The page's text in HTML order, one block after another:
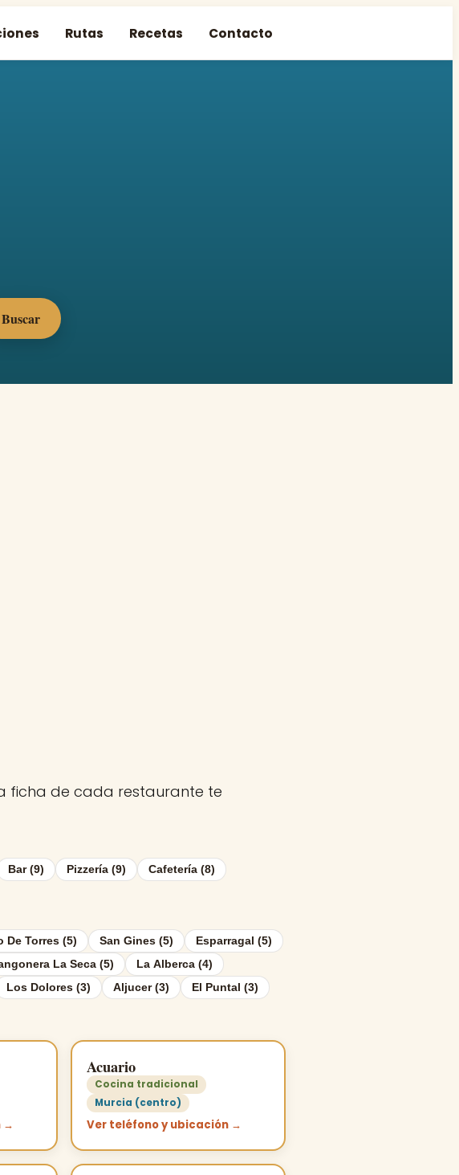
Rutas Recetas Contacto
Buscar
ficha de cada restaurante te
Bar (9) Pizzería (9)
Cafetería (8)
De Torres (5) San Gines (5)
Esparragal (5)
La Seca (5)
La Alberca (4)
Los Dolores (3) Aljucer (3)
El Puntal (3)
→
Acuario
Cocina tradicional
Murcia (centro)
Ver teléfono y ubicación →